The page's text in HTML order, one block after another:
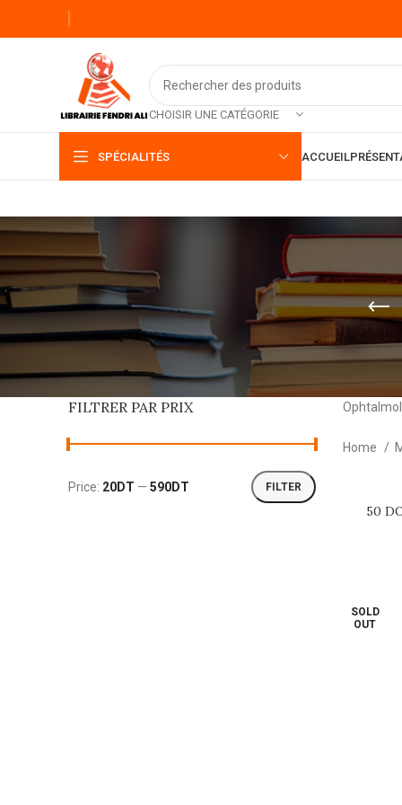
CHOISIR UNE CATÉGORIE
SPÉCIALITÉS ACCUEIL
FILTRER PAR PRIX
Min
Max
FILTER
Price: 20DT — 590DT
Home
ADD TO
50
SOLD
OUT